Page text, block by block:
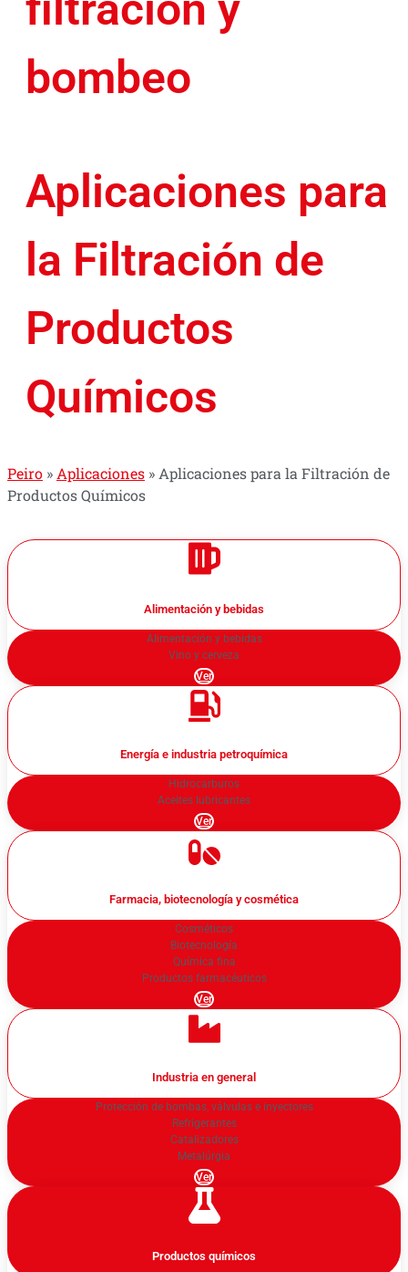
bombeo
Aplicaciones para
la Filtración de
Productos
Químicos
Peiro » Aplicaciones » Aplicaciones para la Filtración de
Productos Químicos
Alimentación y bebidas
Alimentación y bebidas
Vino y cerveza
Ver
Energía e industria petroquímica
Hidrocarburos
Aceites lubricantes
Ver
Farmacia, biotecnología y cosmética
Cosméticos
Biotecnología
Química fina
Productos farmacéuticos
Ver
Industria en general
Protección de bombas, válvulas e inyectores
Refrigerantes
Catalizadores
Metalúrgia
Ver
Productos químicos